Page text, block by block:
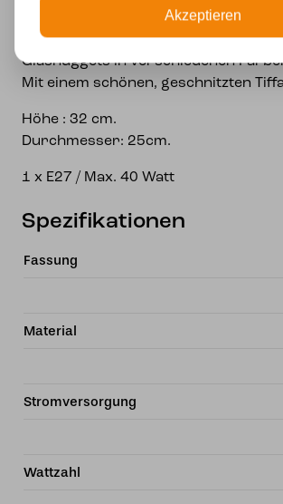
verschiedenen Größen und Farben
cremeweißem Hintergrund.
Glasnuggets in verschiedenen
Mit einem schönen, geschnitzten
Höhe : 32 cm.
Durchmesser: 25cm.
1 x E27 / Max. 40 Watt
Spezifikationen
Fassung
Material
Stromversorgung
Wattzahl
Akzeptieren